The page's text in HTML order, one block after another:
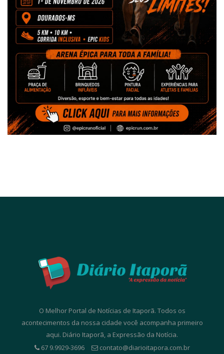
O Melhor Portal de Notícias de Itaporã. Todos os
acontecimentos da nossa cidade você acompanha primeiro
aqui. Diário Itaporã, a Expressão da Notícia.
67 9.9929-3696
contato@diarioitapora.com.br